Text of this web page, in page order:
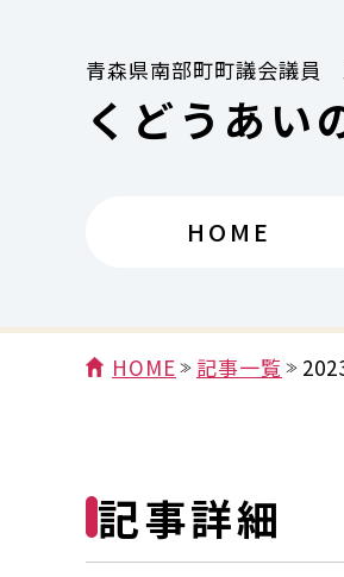
青森県南部町町議会議
くどうあい
HOME
HOME 記事一覧
記事詳細